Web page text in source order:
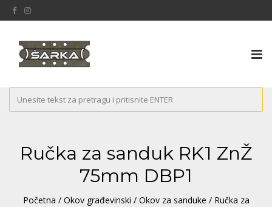
Ručka za sanduk RK1 ZnŽ
75mm DBP1
Početna / Okov građevinski / Okov za sanduke / Ručka za